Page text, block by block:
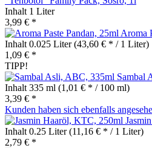
Inhalt 1 Liter
3,99 € *
Aroma
Inhalt 0.025 Liter(43,60 € * / 1 Liter)
1,09 € *
TIPP!
Sambal
Inhalt 335 ml (1,01 € * / 100 ml)
3,39 € *
Kunden haben sich ebenfalls
Inhalt 0.25 Liter(11,16 € * / 1 Liter)
2,79 € *